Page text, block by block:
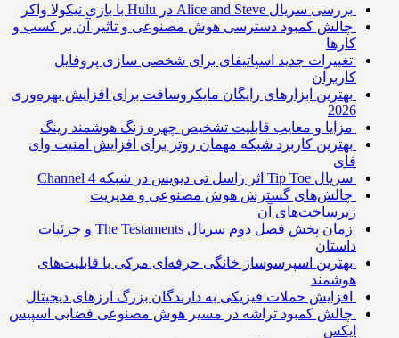
بررسی سریال Alice and Steve در Hulu با بازی نیکولا واکر
چالش کمبود دسترسی هوش مصنوعی و تاثیر آن بر کسب و
کارها
تغییرات جدید اسپاتیفای برای شخصی سازی پروفایل
کاربران
بهترین ابزارهای رایگان مایکروسافت برای افزایش بهره‌وری
مزایا و معایب قابلیت تشخیص چهره زنگ هوشمند رینگ
بهترین کاربرد شبکه مهمان روتر برای افزایش امنیت وای
سریال Tip Toe اثر راسل تی دیویس در شبکه Channel 4
چالش‌های گسترش هوش مصنوعی و مدیریت
زیرساخت‌های آن
زمان پخش فصل دوم سریال The Testaments و جزئیات
داستان
بهترین اسپرسوساز خانگی حرفه‌ای مرکی با قابلیت‌های
هوشمند
افزایش حملات فیزیکی به دارندگان بزرگ ارزهای دیجیتال
چالش کمبود تراشه در مسیر هوش مصنوعی فضایی اسپیس